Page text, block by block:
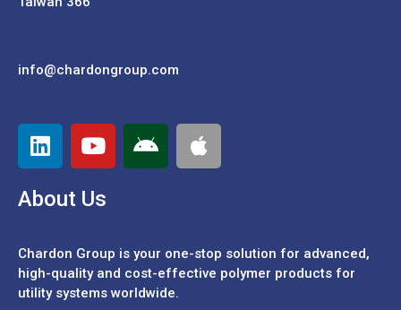
info@chardongroup.com
About Us
Chardon Group is your one-stop solution for advanced,
high-quality and cost-effective polymer products for
utility systems worldwide.
Español